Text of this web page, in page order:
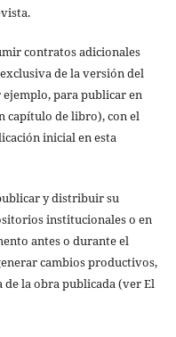
contratos adicionales
de la versión del
para publicar en
capítulo de libro), con el
inicial en esta
y distribuir su
institucionales o en
antes o durante el
cambios productivos,
de la obra publicada (ver El